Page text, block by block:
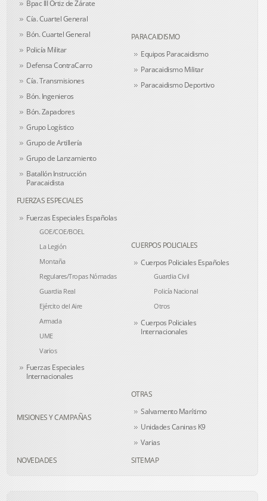
Bpac III Ortiz de Zárate
Cía. Cuartel General
Bón. Cuartel General
Policía Militar
Defensa ContraCarro
Cía. Transmisiones
Bón. Ingenieros
Bón. Zapadores
Grupo Logístico
Grupo de Artillería
Grupo de Lanzamiento
Batallón Instrucción
Paracaidista
PARACAIDISMO
Equipos Paracaidismo
Paracaidismo Militar
Paracaidismo Deportivo
FUERZAS ESPECIALES
Fuerzas Especiales Españolas
GOE/COE/BOEL
La Legión
Montaña
Regulares/Tropas Nómadas
Guardia Real
Ejército del Aire
Armada
UME
Varios
Fuerzas Especiales
Internacionales
CUERPOS POLICIALES
Cuerpos Policiales Españoles
Guardia Civil
Policía Nacional
Otros
Cuerpos Policiales
Internacionales
MISIONES Y CAMPAÑAS
OTRAS
Salvamento Marítimo
Unidades Caninas K9
Varias
NOVEDADES
SITEMAP